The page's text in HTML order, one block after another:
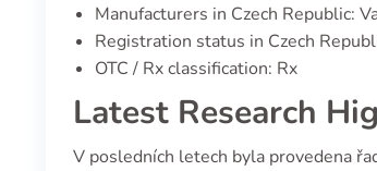
Manufacturers in Czech Republic:
Registration status in Czech
OTC / Rx classification: Rx
Latest Research
V posledních letech byla provedena